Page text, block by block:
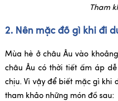
Tham
2. Nên mặc đồ gì khi đi
Mùa hè ở châu Âu vào
châu Âu có thời tiết ấm áp
chịu. Vì vậy để biết mặc gì khi
tham khảo những món đồ sau: